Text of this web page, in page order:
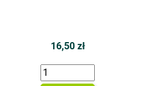
16,50 zł